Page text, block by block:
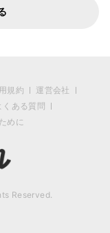
規約
運営会社
くある質問
めに
Reserved.